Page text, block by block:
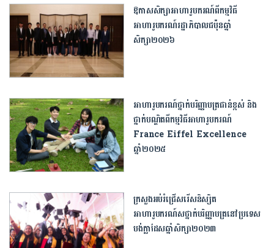
ឱកាសសិក្សាអាហារូបករណ៍ពីកម្មវិធី
អាហារូបករណ៍រដ្ឋាភិបាលជប៉ុនឆ្នាំ
សិក្សា២០២៦
អាហារូបករណ៍ថ្នាក់បរិញ្ញាបត្រជាន់ខ្ពស់ និង
ថ្នាក់បណ្ឌិតពីកម្មវិធីអាហារូបករណ៍
France Eiffel Excellence
ឆ្នាំ២០២៥
ក្រសួងអប់រំជ្រើសរើសនិស្សិត
អាហារូបករណ៍សថ្នាក់បរិញ្ញាបត្រនៅប្រទេស
បង់ក្លាដែសឆ្នាំសិក្សា២០២៣